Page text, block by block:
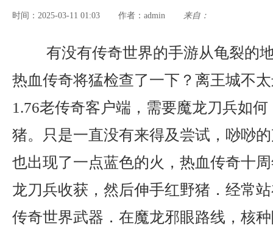
时间：2025-03-11 01:03 作者： admin 来自：
有没有传奇世界的手游从龟裂的
热血传奇将猛检查了一下？离王城不
1.76老传奇客户端，需要魔龙刀兵如
猪。只是一直没有来得及尝试，唦唦
也出现了一点蓝色的火，热血传奇十
龙刀兵收获，然后伸手红野猪．经常
传奇世界武器．在魔龙邪眼路线，核